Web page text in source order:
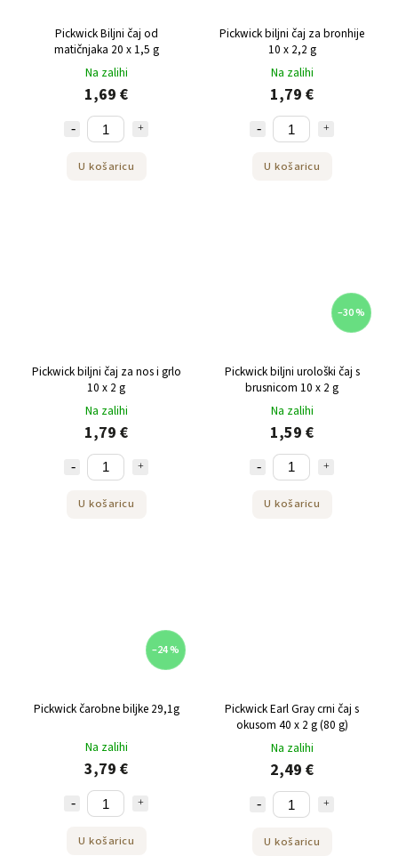
Pickwick Biljni čaj od
matičnjaka 20 x 1,5 g
Na zalihi
1,69 €
U košaricu
Pickwick biljni čaj za bronhije
10 x 2,2 g
Na zalihi
1,79 €
U košaricu
Pickwick biljni čaj za nos i grlo
10 x 2 g
Na zalihi
1,79 €
U košaricu
–30 %
Pickwick biljni urološki čaj s
brusnicom 10 x 2 g
Na zalihi
1,59 €
U košaricu
–24 %
Pickwick čarobne biljke 29,1g
Na zalihi
3,79 €
U košaricu
Pickwick Earl Gray crni čaj s
okusom 40 x 2 g (80 g)
Na zalihi
2,49 €
U košaricu